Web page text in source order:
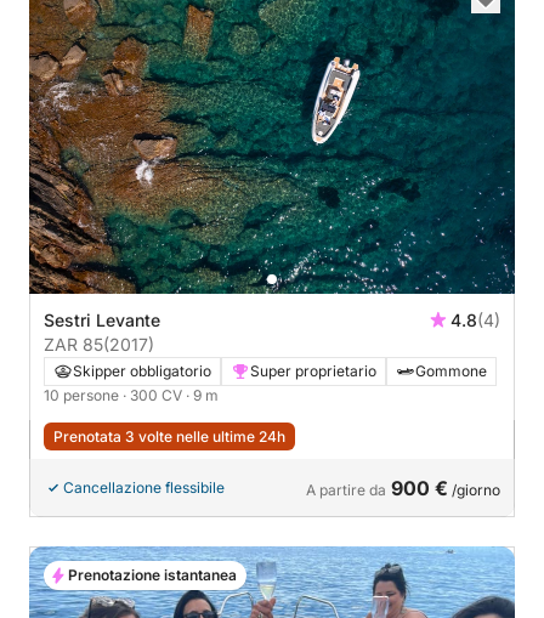
Sestri Levante 4.8(4)
ZAR 85(2017)
Skipper obbligatorio Super proprietario
Gommone
10 persone · 300 CV · 9 m
Prenotata 3 volte nelle ultime 24h
Cancellazione flessibile A partire da 900 € /giorno
Prenotazione istantanea